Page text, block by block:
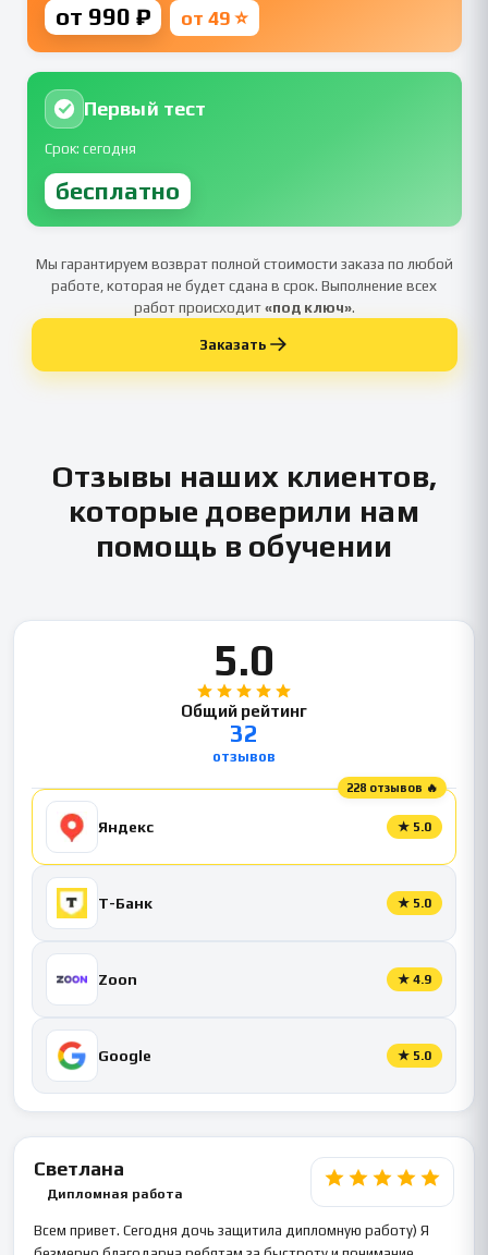
от 990 ₽ от 49 ⭐
Первый тест
Срок: сегодня
бесплатно
Мы гарантируем возврат полной стоимости заказа по любой
работе, которая не будет сдана в срок. Выполнение всех
работ происходит«под ключ».
Заказать
Отзывы наших клиентов,
которые доверили нам
помощь в обучении
5.0
Общий рейтинг
32
отзывов
228 отзывов 🔥
Яндекс ★ 5.0
Т-Банк ★ 5.0
Zoon ★ 4.9
Google ★ 5.0
Светлана
Дипломная работа
Всем привет. Сегодня дочь защитила дипломную работу) Я